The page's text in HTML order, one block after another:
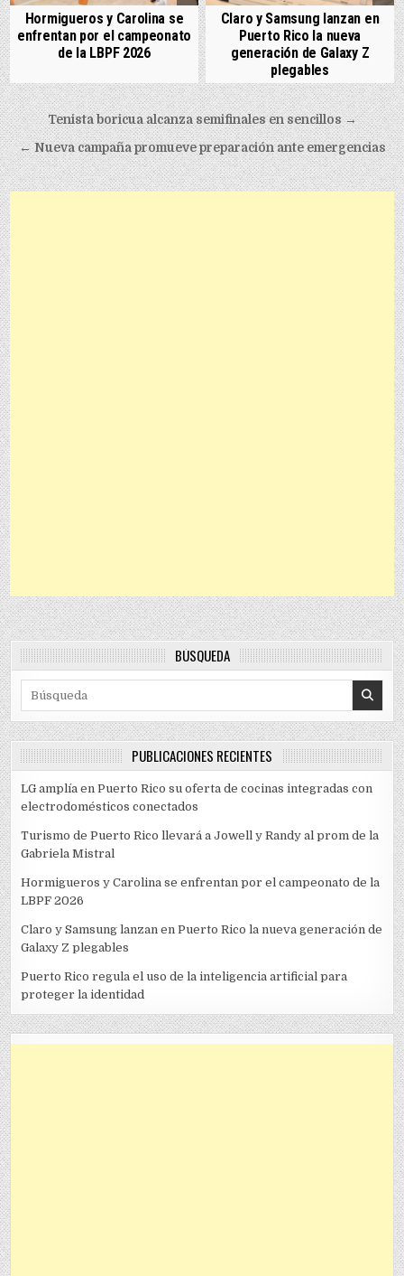
Hormigueros y Carolina se
enfrentan por el campeonato
de la LBPF 2026
Claro y Samsung lanzan en
Puerto Rico la nueva
generación de Galaxy Z
plegables
Post navigation
Tenista boricua alcanza semifinales en sencillos →
← Nueva campaña promueve preparación ante emergencias
BÚSQUEDA
Search for:
PUBLICACIONES RECIENTES
LG amplía en Puerto Rico su oferta de cocinas integradas con
electrodomésticos conectados
Turismo de Puerto Rico llevará a Jowell y Randy al prom de la
Gabriela Mistral
Hormigueros y Carolina se enfrentan por el campeonato de la
LBPF 2026
Claro y Samsung lanzan en Puerto Rico la nueva generación de
Galaxy Z plegables
Puerto Rico regula el uso de la inteligencia artificial para
proteger la identidad